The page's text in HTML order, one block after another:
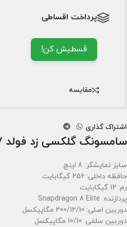
پرداخت اقساطی
قسطیش کن!
مقایسه
اشتراک گذاری
سامسونگ گلکسی زد فولد 7
سایز نمایشگر: 8 اینچ
حافظه داخلی: 256 گیگابایت
رم: 12 گیگابایت
پردازنده: Snapdragon 8 Elite
دوربین اصلی: 200/12/10 مگاپیکسل
دوربین سلفی: 10/10 مگاپیکسل